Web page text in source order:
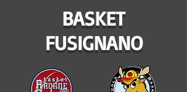
BASKET
FUSIGNANO